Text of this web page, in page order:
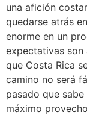
una afición
quedarse atrás
enorme en un
expectativas son
que Costa Rica
camino no será
pasado que
máximo